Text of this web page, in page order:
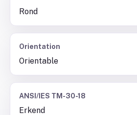
Rond
Orientation
Orientable
ANSI/IES TM-30-18
Erkend